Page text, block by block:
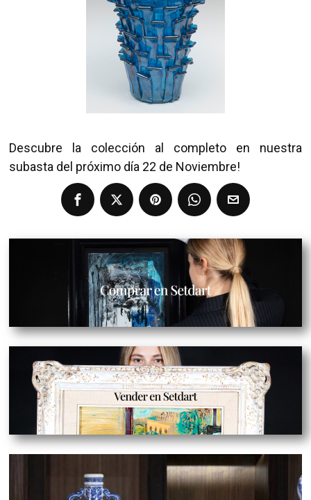
Descubre la colección al completo en nuestra
subasta del próximo día 22 de Noviembre!